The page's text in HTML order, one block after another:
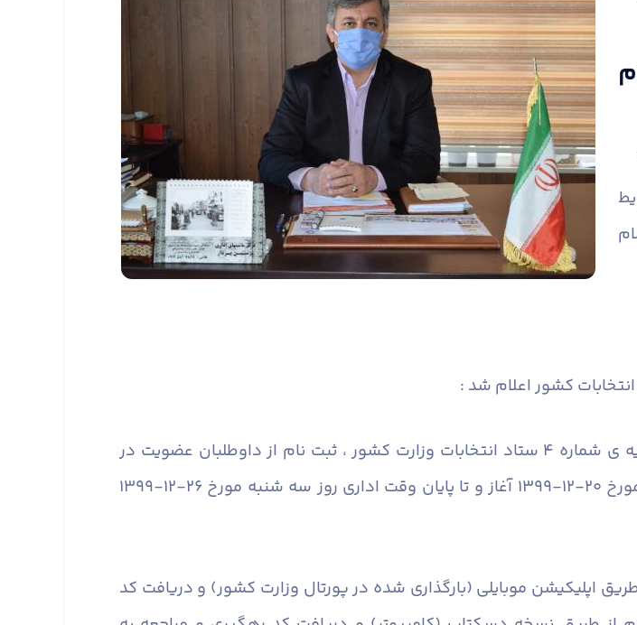
به آگاهی عموم مردم شریف شهرستان البرز می رساند پیرو اطلاعیه ­ی شماره ۴ ستاد انتخابات وزارت کشور ، ثبت نام از داوطلبان عضویت در
انتخابات ششمین دوره ­ی شوراهای اسلامی شهر از روز چهارشنبه مورخ ۲۰-۱۲-۱۳۹۹ آغاز و تا پایان وقت اداری روز سه شنبه مورخ ۲۶-۱۲-۱۳۹۹
اپلیکیشن موبایلی (بارگذاری شده در پورتال وزارت کشور) و دریافت کد